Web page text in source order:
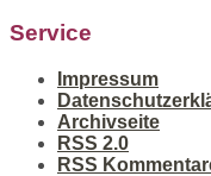
Service
Impressum
Archivseite
RSS 2.0
RSS